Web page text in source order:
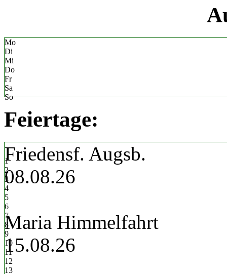
Mo
Di
Mi
Do
Fr
Sa
So
1
2
3
4
5
6
7
8
9
10
11
12
13
Feiertage:
Friedensf. Augsb.
08.08.26
Maria Himmelfahrt
15.08.26